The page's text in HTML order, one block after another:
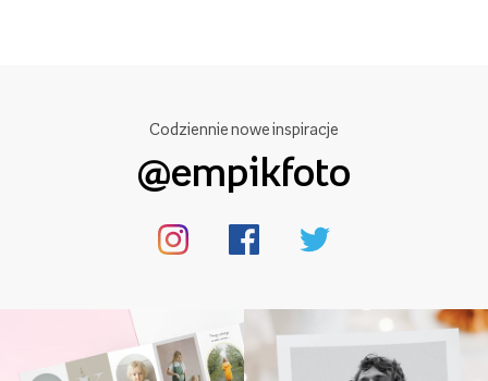
Codziennie nowe inspiracje
@empikfoto